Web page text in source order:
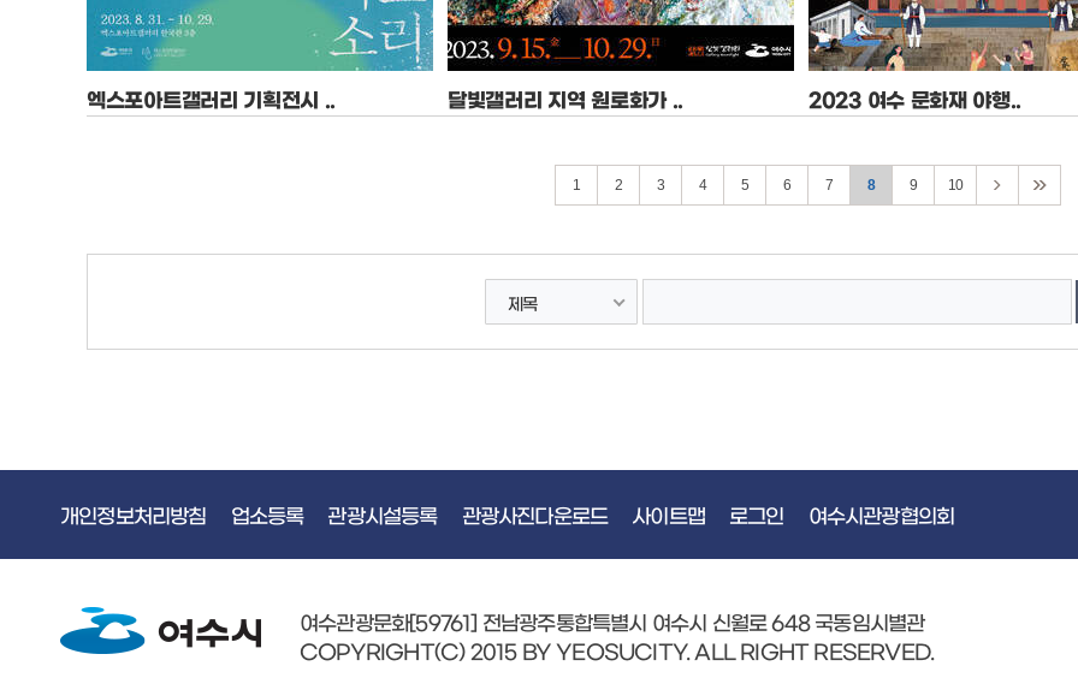
엑스포아트갤러리 기획전시 .. 달빛갤러리 지역 원로화가 ..
장소 : 달빛갤러리
2023 여수 문화재 야행..
장소 : 여수시 진남관 일원
1
2 3 4 5 6 7 8 9 10
제목
개인정보처리방침 업소등록 관광시설등록 관광사진다운로드 사이트맵 로그인 여수시관광협의회
여수관광문화[59761] 전남광주통합특별시 여수시 신월로 648 국동임시별관
COPYRIGHT(C) 2015 BY YEOSUCITY. ALL RIGHT RESERVED.